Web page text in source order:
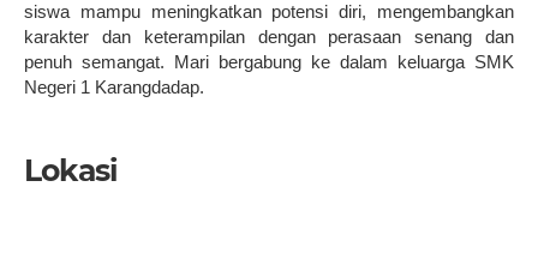
siswa mampu meningkatkan potensi diri, mengembangkan
karakter dan keterampilan dengan perasaan senang dan
penuh semangat. Mari bergabung ke dalam keluarga SMK
Negeri 1 Karangdadap.
Lokasi